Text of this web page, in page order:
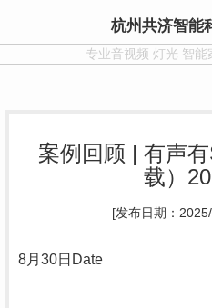
杭州共济智能
专业音视频 灯光 智能
案例回顾 | 有声
载）
[发布日期：
8月 30日 Date